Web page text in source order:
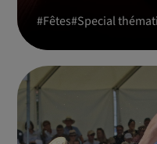
#Fêtes#Special